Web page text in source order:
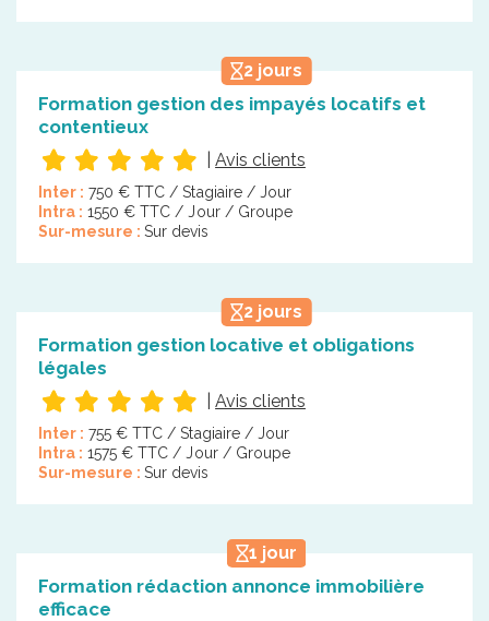
2 jours
Formation gestion des impayés locatifs et
contentieux
Avis clients
Inter : 750 € TTC / Stagiaire / Jour
Intra : 1550 € TTC / Jour / Groupe
Sur-mesure : Sur devis
2 jours
Formation gestion locative et obligations
légales
Avis clients
Inter : 755 € TTC / Stagiaire / Jour
Intra : 1575 € TTC / Jour / Groupe
Sur-mesure : Sur devis
1 jour
Formation rédaction annonce immobilière
efficace